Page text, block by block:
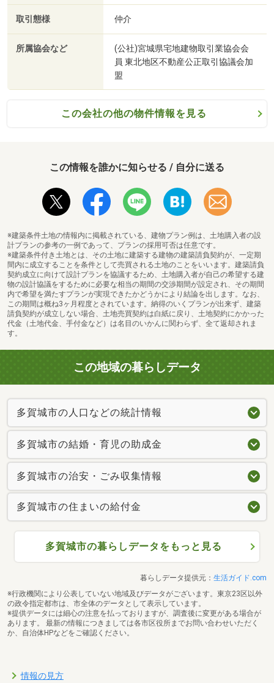
取引態様 仲介
所属協会など
(公社)宮城県宅地建物取引業協会会
員 東北地区不動産公正取引協議会加
盟
この会社の他の物件情報を見る
この情報を誰かに知らせる / 自分に送る
※建築条件土地の情報内に掲載されている、建物プラン例は、土地購入者の設
計プランの参考の一例であって、プランの採用可否は任意です。
※建築条件付き土地とは、その土地に建築する建物の建築請負契約が、一定期
間内に成立することを条件として売買される土地のことをいいます。建築請負
契約成立に向けて設計プランを協議するため、土地購入者が自己の希望する建
物の設計協議をするために必要な相当の期間の交渉期間が設定され、その期間
内で希望を満たすプランが実現できたかどうかにより結論を出します。なお、
この期間は概ね3ヶ月程度とされています。納得のいくプランが出来ず、建築
請負契約が成立しない場合、土地売買契約は白紙に戻り、土地契約にかかった
代金（土地代金、手付金など）は名目のいかんに関わらず、全て返却されま
す。
この地域の暮らしデータ
多賀城市の人口などの統計情報
多賀城市の結婚・育児の助成金
多賀城市の治安・ごみ収集情報
多賀城市の住まいの給付金
多賀城市の暮らしデータをもっと見る
暮らしデータ提供元： 生活ガイド.com
※行政機関により公表していない地域及びデータがございます。東京23区以外
の政令指定都市は、市全体のデータとして表示しています。
※提供データには細心の注意を払っておりますが、調査後に変更がある場合が
あります。 最新の情報につきましては各市区役所までお問い合わせいただく
か、自治体HPなどをご確認ください。
情報の見方